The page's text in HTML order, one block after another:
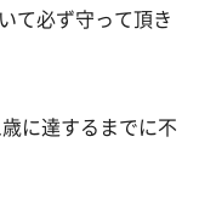
て必ず守って頂き
に達するまでに不